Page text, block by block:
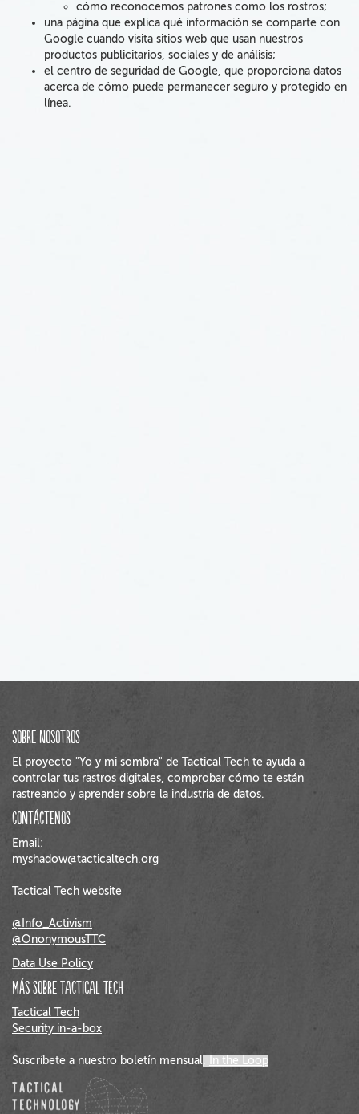
cómo reconocemos patrones como los rostros;
una página que explica qué información se comparte con
Google cuando visita sitios web que usan nuestros
productos publicitarios, sociales y de análisis;
el centro de seguridad de Google, que proporciona datos
acerca de cómo puede permanecer seguro y protegido en
línea.
Sobre Nosotros
El proyecto "Yo y mi sombra" de Tactical Tech te ayuda a
controlar tus rastros digitales, comprobar cómo te están
rastreando y aprender sobre la industria de datos.
Contáctenos
Email:
myshadow@tacticaltech.org
Tactical Tech website
@Info_Activism
@OnonymousTTC
Data Use Policy
Más sobre Tactical Tech
Tactical Tech
Security in-a-box
Suscríbete a nuestro boletín mensual, In the Loop